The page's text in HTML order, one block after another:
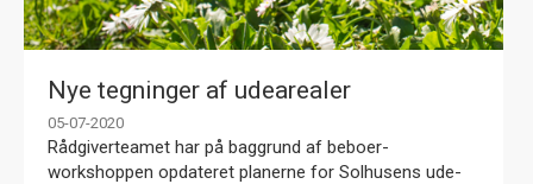
Nye tegninger af udearealer
05-07-2020
Rådgiverteamet har på baggrund af beboer-
workshoppen opdateret planerne for Solhusens ude-